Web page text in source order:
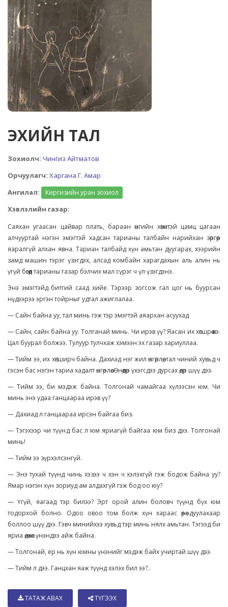
ЭХИЙН ТАЛ
Зохиолч: Чингиз Айтматов
Орчуулагч: Харгана Г. Амар
Ангилал:
Киргизийн уран зохиол
Хэвлэлийн газар:
Саяхан угаасан цайвар плать, бараан өнгийн хөвөнтэй цамц цагаан
алчууртай нэгэн эмэгтэй хадсан тарианы талбайн нарийхан зөргөөр
яаралгүй алхан явна. Тариан талбайд хүн амьтан дуугарах, хээрийн
замд машин тэрэг үзэгдэх, алсад комбайн харагдахын аль алин нь
үгүй бөгөөд тарианы газар бэлчих мал сүрэг ч үл үзэгдэнэ.
Энэ эмэгтэйд битгий саад хийе. Тэрээр зогсож гал цог нь буурсан
нүдээрээ эргэн тойрныг удтал ажиглалаа.
— Сайн байна уу, тал минь гэж тэр эмэгтэй аяархан асуухад
— Сайн, сайн байна уу. Толганай минь. Чи ирэв үү? Яасан их хөгшрөө вэ.
Цал буурал болжээ. Тулуур тулчхаж хэмээн эх газар хариуллаа.
— Тийм ээ, их хөгширч байна. Дахиад нэг жил өнгөрлөө, тал чиний хувьд ч
гэсэн бас нэгэн тариа хадалт өнгөрлөө. Өнөөдөр үхэгсдээ дурсах өдөр шүү дээ.
— Тийм ээ, би мэдэж байна. Толгонай чамайгаа хүлээсэн юм. Чи
минь энэ удаа ганцаараа ирэв үү?
— Дахиад л ганцаараа ирсэн байгаа биз.
— Тэгэхээр чи түүнд бас л юм яриагүй байгаа юм биз дээ. Толгонай
минь!
— Тийм ээ зүрхэлсэнгүй.
— Энэ тухай түүнд чинь хэзээ ч хэн ч хэлэхгүй гэж бодож байна уу?
Ямар нэгэн хүн зориуд ам алдахгүй гэж бод оо юу?
— Үгүй, яагаад тэр билээ? Эрт орой алин боловч түүнд бүх юм
тодорхой болно. Одоо овоо том болж хүн хараас өөрөө дуулахаар
боллоо шүү дээ. Гэвч минийхээ хувьд тэр минь нялх амьтан. Тэгээд би
яриа өдөхөөс үнэндээ айж байна.
— Толгонай, ер нь хүн юмны үнэнийг мэдэж байх учиртай шүү дээ.
— Тийм л дээ. Ганцхан яаж түүнд хэлэх бил ээ?..
ТАТАЖ АВАХ ТҮГЭЭХ